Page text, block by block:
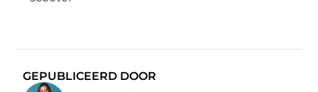
GEPUBLICEERD DOOR